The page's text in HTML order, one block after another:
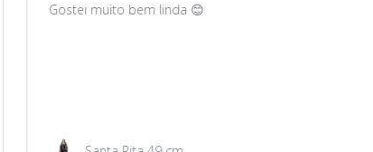
Gostei muito bem lindos 😊